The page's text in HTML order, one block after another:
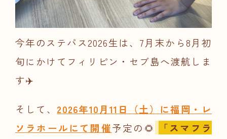
今年のステパス2026生は、7月末から8月初
旬にかけてフィリピン・セブ島へ渡航しま
す✈️
そして、 2026年10月11日（土）に福岡・レ
ソラホールにて開催予定の🌻
「スマフラ